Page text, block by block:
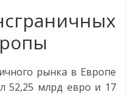
рынка в Европе
52,25 млрд евро и 17